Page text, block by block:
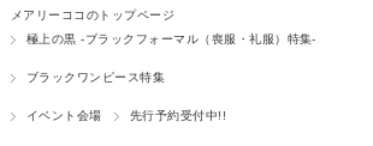
メアリーココのトップページ
極上の黒 -ブラックフォーマル（喪服・礼服）特集-
ブラックワンピース特集
イベント会場 先行予約受付中!!